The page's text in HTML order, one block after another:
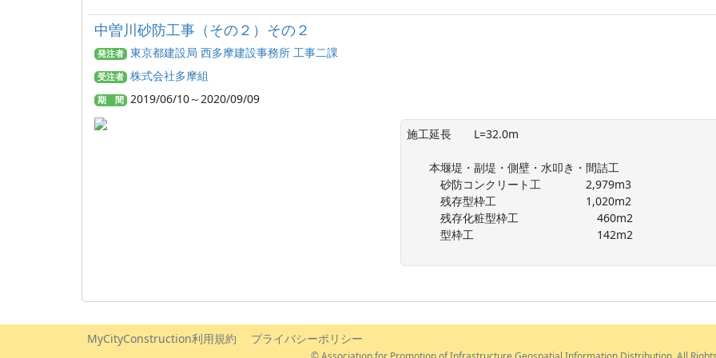
中曽川砂防工事（その２）その２
発注者 東京都建設局 西多摩建設事務所 工事二課
受注者 株式会社多摩組
期 間 2019/06/10～2020/09/09
施工延長　　L=32.0m
本堰堤・副堤・側壁・水叩き・間詰工
砂防コンクリート工　　　　2,979m3
残存型枠工　　　　　　　　1,020m2
残存化粧型枠工　　　　　　　460m2
型枠工　　　　　　　　　　　142m2
MyCityConstruction利用規約 プライバシーポリシー